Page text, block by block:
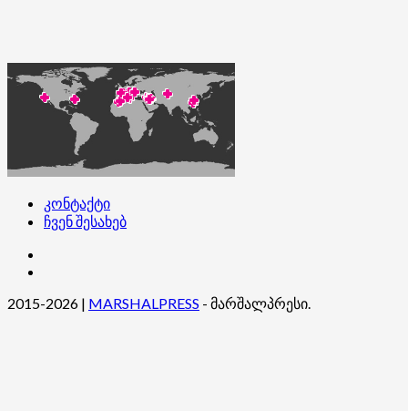
კონტაქტი
ჩვენ შესახებ
2015-2026 | MARSHALPRESS - მარშალპრესი.